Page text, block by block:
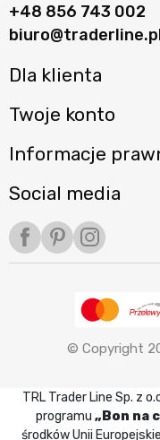
+48 856 743 002
Dla klienta
Twoje konto
Informacje
Social media
Facebook
PinterestInstagram
© Copyright
TRL Trader Line Sp. z
programu „Bon na
środków Unii